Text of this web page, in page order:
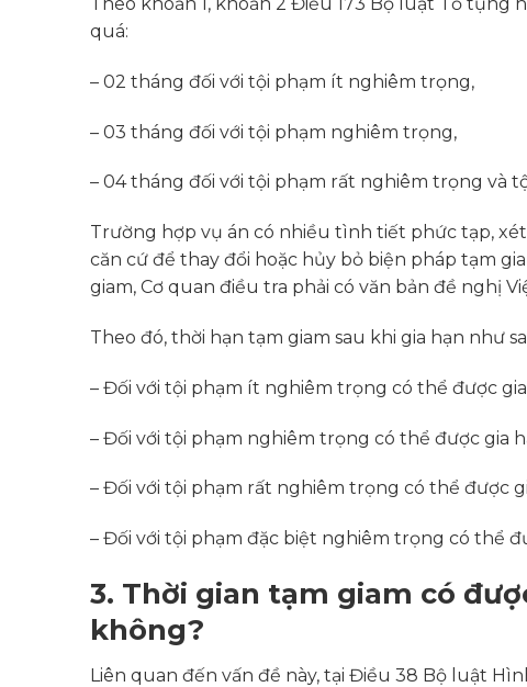
quá:
– 02 tháng đối với tội phạm ít nghiêm trọng,
– 03 tháng đối với tội phạm nghiêm trọng,
– 04 tháng đối với tội phạm rất nghiêm trọng và
Trường hợp vụ án có nhiều tình tiết phức tạp,
căn cứ để thay đổi hoặc hủy bỏ biện pháp tạm
giam, Cơ quan điều tra phải có văn bản đề nghị
Theo đó, thời hạn tạm giam sau khi gia hạn như
– Đối với tội phạm ít nghiêm trọng có thể được
– Đối với tội phạm nghiêm trọng có thể được gia
– Đối với tội phạm rất nghiêm trọng có thể được
– Đối với tội phạm đặc biệt nghiêm trọng có thể
3. Thời gian tạm giam có
không?
Liên quan đến vấn đề này, tại Điều 38 Bộ luật